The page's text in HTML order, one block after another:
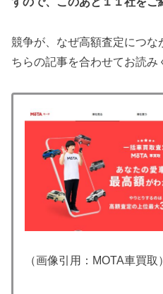
競争が、なぜ高額査定につな
ちらの記事を合わせてお読み
（画像引用：MOTA車買取）